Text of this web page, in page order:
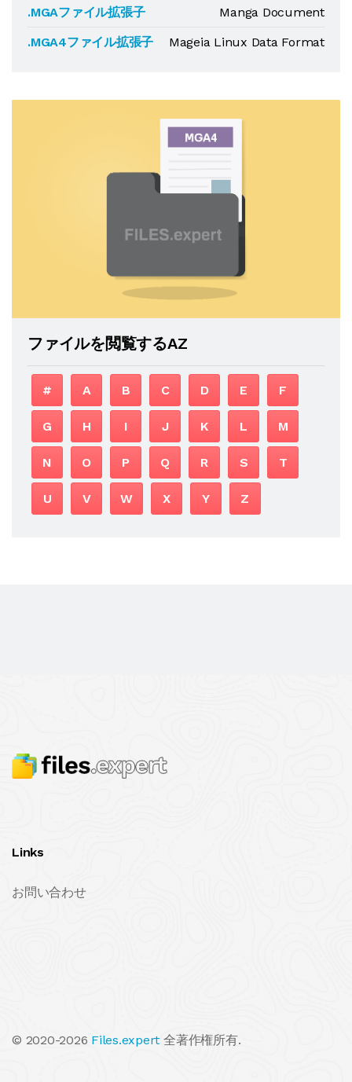
.MGAファイル拡張子
Manga Document
.MGA4ファイル拡張子
Mageia Linux Data Format
ファイルを閲覧するAZ
# A B C D E F
G H I J K L M
N O P Q R S T
U V W X Y Z
Links
お問い合わせ
© 2020-2026 Files.expert 全著作権所有.